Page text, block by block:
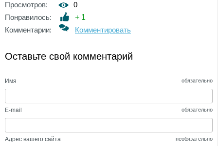
Просмотров:
0
Понравилось:
+ 1
Комментарии:
Комментировать
Оставьте свой комментарий
Имя обязательно
E-mail обязательно
Адрес вашего сайта необязательно